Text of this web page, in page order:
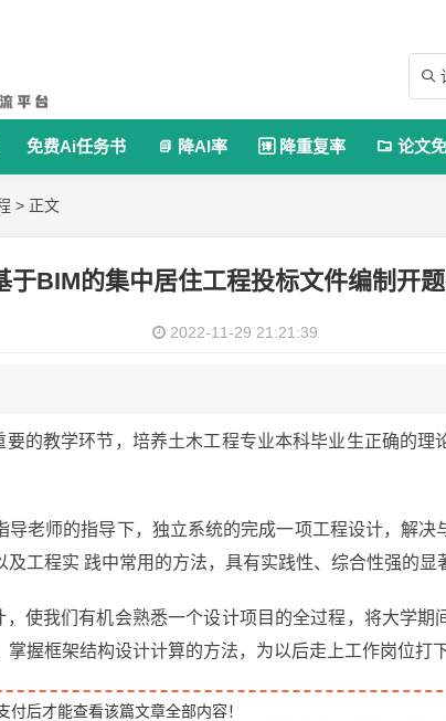

免费Ai任务书  降AI率  降重复率  论文
> 正文
于BIM的集中居住工程投标文件编制开
2022-11-29 21:21:39
要的教学环节，培养土木工程专业本科毕业生正确的理
导老师的指导下，独立系统的完成一项工程设计，解决
工程实 践中常用的方法，具有实践性、综合性强的显
，使我们有机会熟悉一个设计项目的全过程，将大学期
握框架结构设计计算的方法，为以后走上工作岗位打
后才能查看该篇文章全部内容！